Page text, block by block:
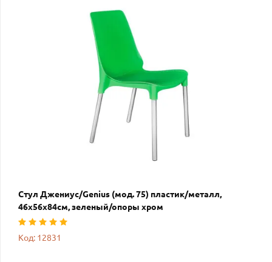
Стул Джениус/Genius (мод. 75) пластик/металл,
46x56x84cм, зеленый/опоры хром
Код: 12831